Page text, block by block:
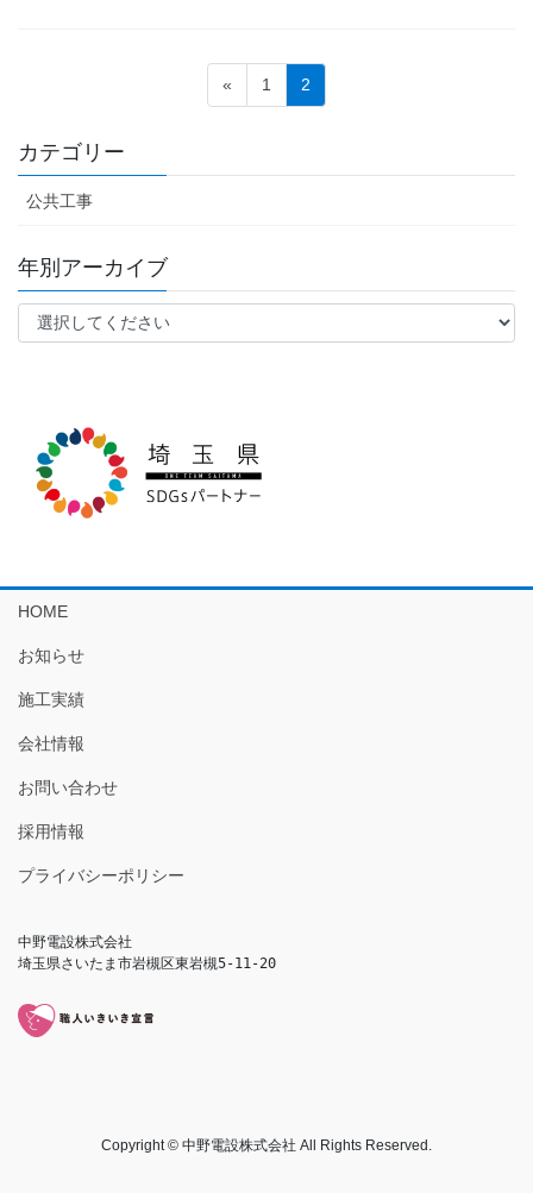
の
ペ
ー
ジ
送
り
«
固
定
1
固
定
2
カテゴリー
公共工事
年別アーカイブ
HOME
お知らせ
施工実績
会社情報
お問い合わせ
採用情報
プライバシーポリシー
中野電設株式会社
埼玉県さいたま市岩槻区東岩槻5-11-20
Copyright © 中野電設株式会社 All Rights Reserved.